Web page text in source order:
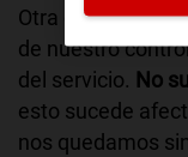
Otra de las
de nuestro
del servicio. No
esto sucede
nos quedamos